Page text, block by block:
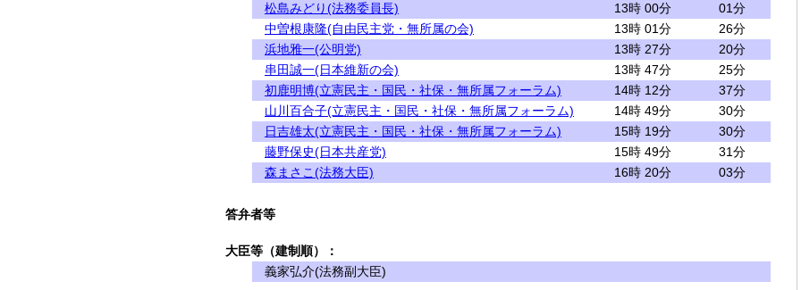
松島みどり(法務委員長)
13時 00分
01分
中曽根康隆(自由民主党・無所属の会)
13時 01分
26分
浜地雅一(公明党)
13時 27分
20分
串田誠一(日本維新の会)
13時 47分
25分
初鹿明博(立憲民主・国民・社保・無所属フォーラム)
14時 12分
37分
山川百合子(立憲民主・国民・社保・無所属フォーラム)
14時 49分
30分
日吉雄太(立憲民主・国民・社保・無所属フォーラム)
15時 19分
30分
藤野保史(日本共産党)
15時 49分
31分
森まさこ(法務大臣)
16時 20分 03分
答弁者等
大臣等（建制順）：
義家弘介(法務副大臣)